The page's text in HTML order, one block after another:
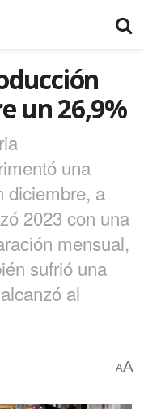
un 26,9%
una
diciembre, a
2023 con una
mensual,
sufrió una
al
AA